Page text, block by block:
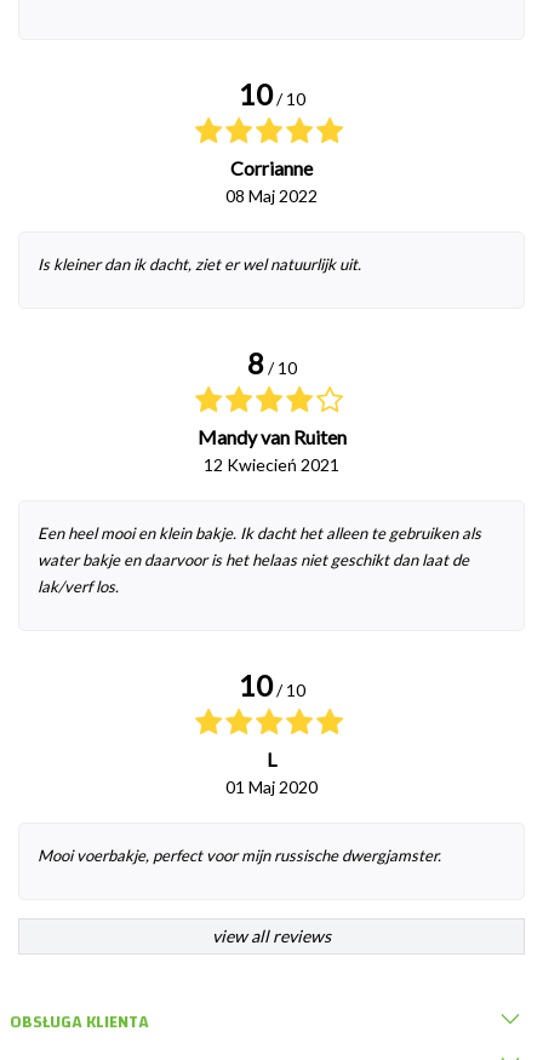
10 / 10
Corrianne
08 Maj 2022
Is kleiner dan ik dacht, ziet er wel natuurlijk uit.
8 / 10
Mandy van Ruiten
12 Kwiecień 2021
Een heel mooi en klein bakje. Ik dacht het alleen te gebruiken als
water bakje en daarvoor is het helaas niet geschikt dan laat de
lak/verf los.
10 / 10
L
01 Maj 2020
Mooi voerbakje, perfect voor mijn russische dwergjamster.
view all reviews
OBSŁUGA KLIENTA